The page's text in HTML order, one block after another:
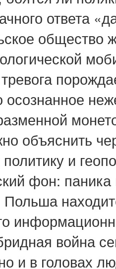
ответа
общество
осознанное
объяснить
и
фон:
война
и в головах